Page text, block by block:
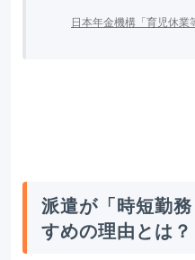
日本年金機構「育児休業
派遣が「時短勤
すめの理由とは？